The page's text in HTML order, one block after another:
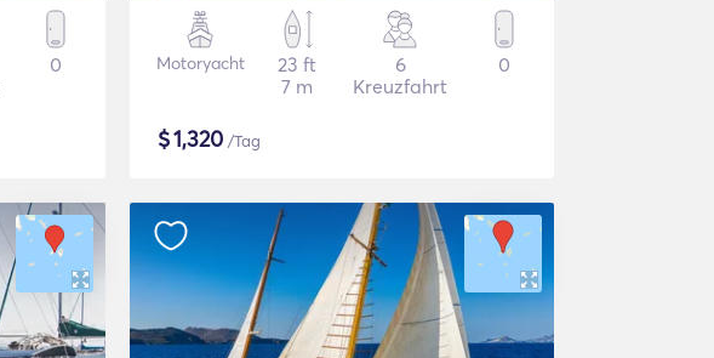
0 Motoryacht
23 ft
7 m
6
Kreuzfahrt
0
$1,320 /Tag